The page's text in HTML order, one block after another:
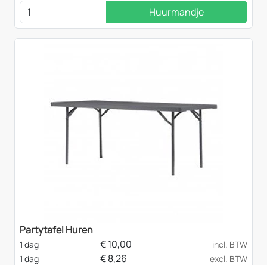
Huurmandje
Partytafel Huren
1 dag €10,00
incl. BTW
1 dag
€8,26 excl. BTW